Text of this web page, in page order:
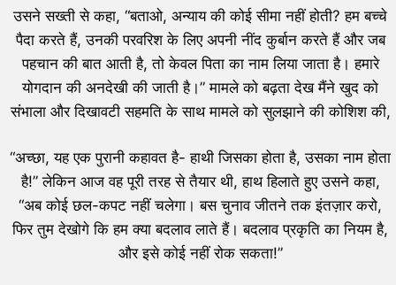
उसने सख्ती से कहा, “बताओ, अन्याय की कोई सीमा नहीं होती? हम बच्चे
पैदा करते हैं, उनकी परवरिश के लिए अपनी नींद कुर्बान करते हैं और जब
पहचान की बात आती है, तो केवल पिता का नाम लिया जाता है। हमारे
योगदान की अनदेखी की जाती है।” मामले को बढ़ता देख मैंने खुद को
संभाला और दिखावटी सहमति के साथ मामले को सुलझाने की कोशिश की,
“अच्छा, यह एक पुरानी कहावत है- हाथी जिसका होता है, उसका नाम होता
है!” लेकिन आज वह पूरी तरह से तैयार थी, हाथ हिलाते हुए उसने कहा,
“अब कोई छल-कपट नहीं चलेगा। बस चुनाव जीतने तक इंतज़ार करो,
फिर तुम देखोगे कि हम क्या बदलाव लाते हैं। बदलाव प्रकृति का नियम है,
और इसे कोई नहीं रोक सकता!”